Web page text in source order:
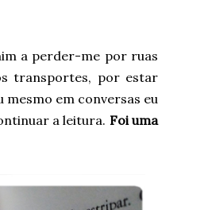
a perder-me por ruas
transportes, por estar
em conversas eu
a leitura. Foi uma